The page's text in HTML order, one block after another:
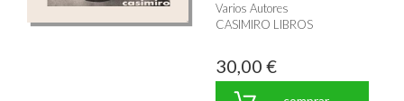
Varios Autores
CASIMIRO LIBROS
30,00 €